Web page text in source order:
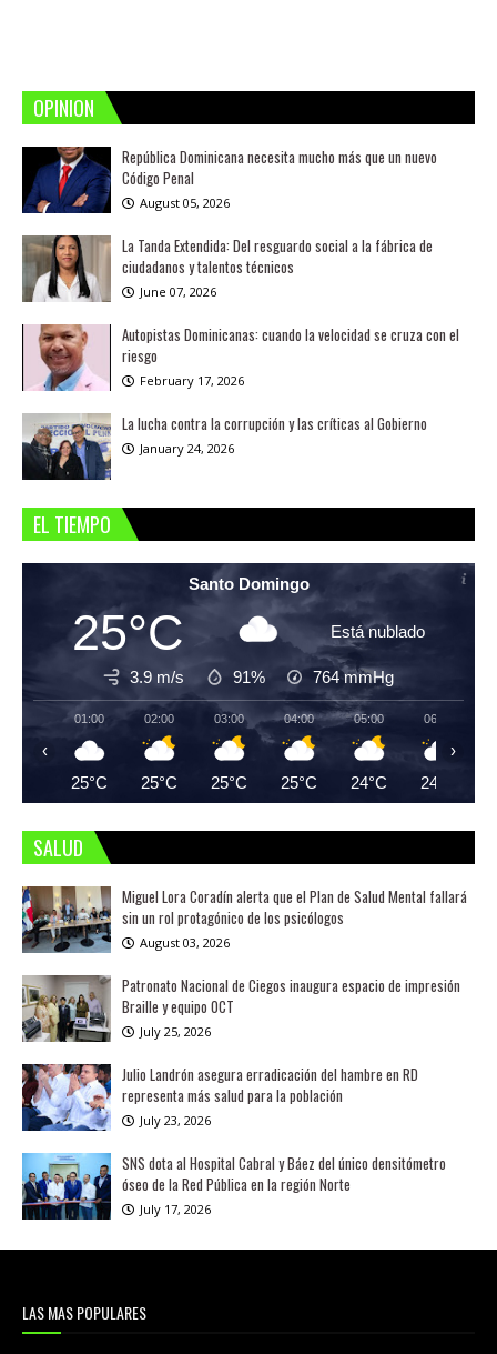
OPINION
República Dominicana necesita mucho más que un nuevo
Código Penal
August 05, 2026
La Tanda Extendida: Del resguardo social a la fábrica de
ciudadanos y talentos técnicos
June 07, 2026
Autopistas Dominicanas: cuando la velocidad se cruza con el
riesgo
February 17, 2026
La lucha contra la corrupción y las críticas al Gobierno
January 24, 2026
EL TIEMPO
Santo Domingo
25°C Está nublado
3.9 m/s 91% 764mmHg
01:00
25°C
02:00
25°C
03:00
25°C
04:00
25°C
05:00
24°C
06:00
24°C
‹ ›
SALUD
Miguel Lora Coradín alerta que el Plan de Salud Mental fallará
sin un rol protagónico de los psicólogos
August 03, 2026
Patronato Nacional de Ciegos inaugura espacio de impresión
Braille y equipo OCT
July 25, 2026
Julio Landrón asegura erradicación del hambre en RD
representa más salud para la población
July 23, 2026
SNS dota al Hospital Cabral y Báez del único densitómetro
óseo de la Red Pública en la región Norte
July 17, 2026
LAS MAS POPULARES